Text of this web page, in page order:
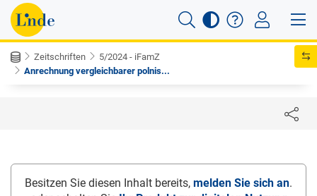
Zeitschriften
5/2024 - iFamZ
Anrechnung vergleichbarer polnis...
Besitzen Sie diesen Inhalt bereits, melden Sie sich an.